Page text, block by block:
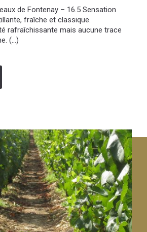
de Fontenay – 16.5 Sensation
fraîche et classique.
rafraîchissante mais aucune trace
(...)